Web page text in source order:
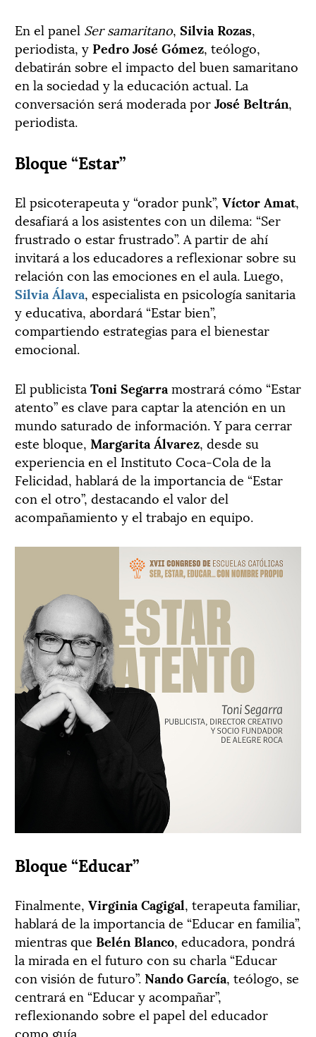
En el panel Ser samaritano, Silvia Rozas,
periodista, yPedro José Gómez, teólogo,
debatirán sobre el impacto del buen samaritano
en la sociedad y la educación actual. La
conversación será moderada porJosé Beltrán,
periodista.
Bloque “Estar”
El psicoterapeuta y “orador punk”, Víctor Amat,
desafiará a los asistentes con un dilema: “Ser
frustrado o estar frustrado”. A partir de ahí
invitará a los educadores a reflexionar sobre su
relación con las emociones en el aula. Luego,
Silvia Álava, especialista en psicología sanitaria
y educativa, abordará “Estar bien”,
compartiendo estrategias para el bienestar
emocional.
El publicista Toni Segarra mostrará cómo “Estar
atento” es clave para captar la atención en un
mundo saturado de información. Y para cerrar
este bloque, Margarita Álvarez, desde su
experiencia en el Instituto Coca-Cola de la
Felicidad, hablará de la importancia de “Estar
con el otro”, destacando el valor del
acompañamiento y el trabajo en equipo.
Bloque “Educar”
Finalmente, Virginia Cagigal, terapeuta familiar,
hablará de la importancia de “Educar en familia”,
mientras que Belén Blanco, educadora, pondrá
la mirada en el futuro con su charla “Educar
con visión de futuro”.Nando García, teólogo, se
centrará en “Educar y acompañar”,
reflexionando sobre el papel del educador
como guía.